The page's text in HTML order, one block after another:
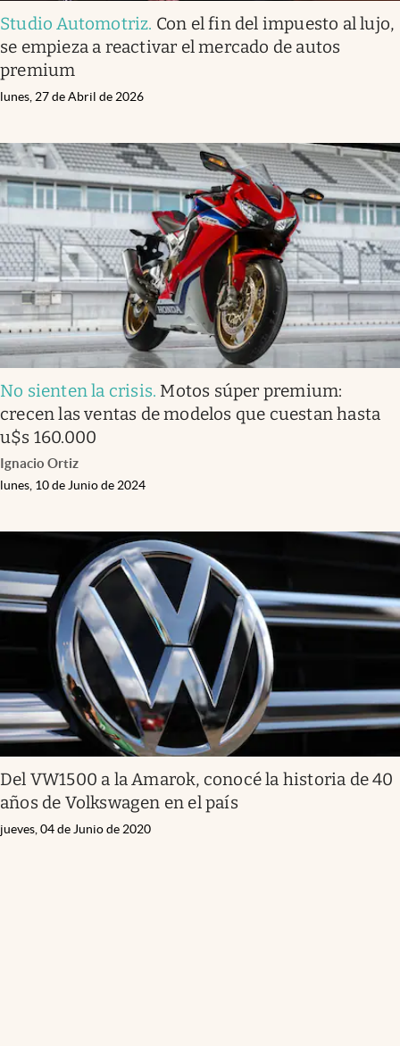
Studio Automotriz. Con el fin del impuesto al lujo,
se empieza a reactivar el mercado de autos
premium
lunes, 27 de Abril de 2026
No sienten la crisis. Motos súper premium:
crecen las ventas de modelos que cuestan hasta
u$s 160.000
Ignacio Ortiz
lunes, 10 de Junio de 2024
Del VW1500 a la Amarok, conocé la historia de 40
años de Volkswagen en el país
jueves, 04 de Junio de 2020